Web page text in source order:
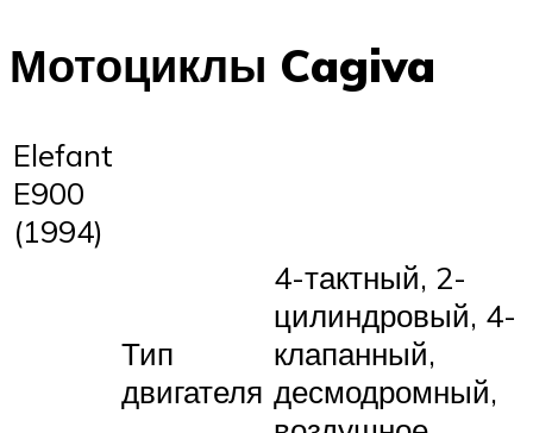
Мотоциклы Cagiva
Elefant
E900
(1994)
Тип
двигателя
4-тактный, 2-
цилиндровый, 4-
клапанный,
десмодромный,